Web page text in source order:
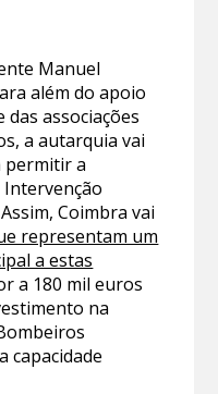
Manuel
além do apoio
associações
a autarquia vai
permitir a
Intervenção
Coimbra vai
representam um
a estas
a 180 mil euros
na
capacidade